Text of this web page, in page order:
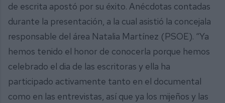
de escrita apostó por su éxito. Anécdotas contadas
durante la presentación, a la cual asistió la concejala
responsable del área Natalia Martínez (PSOE). “Ya
hemos tenido el honor de conocerla porque hemos
celebrado el dia de las escritoras y ella ha
participado activamente tanto en el documental
como en las entrevistas, así que ya los mijeños y las